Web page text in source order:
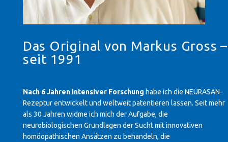
Das Original von Markus Gross –
seit 1991
Nach 6 Jahren intensiver Forschung habe ich die NEURASAN-
Rezeptur entwickelt und weltweit patentieren lassen. Seit mehr
als 30 Jahren widme ich mich der Aufgabe, die
neurobiologischen Grundlagen der Sucht mit innovativen
homöopathischen Ansätzen zu behandeln, die